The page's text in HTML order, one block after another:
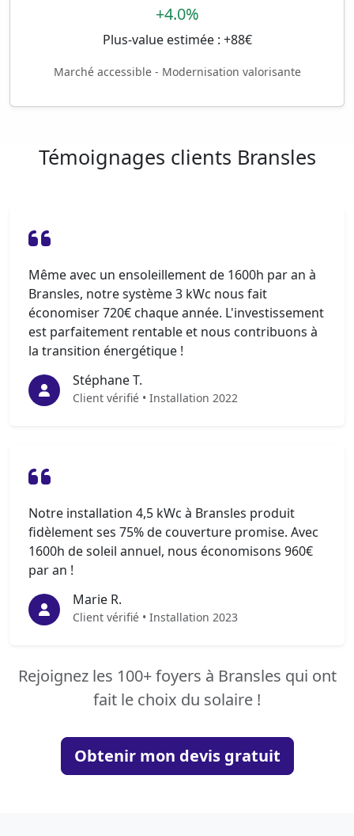
+4.0%
Plus-value estimée : +88€
Marché accessible - Modernisation valorisante
Témoignages clients Bransles
Même avec un ensoleillement de 1600h par an à
Bransles, notre système 3 kWc nous fait
économiser 720€ chaque année. L'investissement
est parfaitement rentable et nous contribuons à
la transition énergétique !
Stéphane T.
Client vérifié • Installation 2022
Notre installation 4,5 kWc à Bransles produit
fidèlement ses 75% de couverture promise. Avec
1600h de soleil annuel, nous économisons 960€
par an !
Marie R.
Client vérifié • Installation 2023
Rejoignez les 100+ foyers à Bransles qui ont
fait le choix du solaire !
Obtenir mon devis gratuit